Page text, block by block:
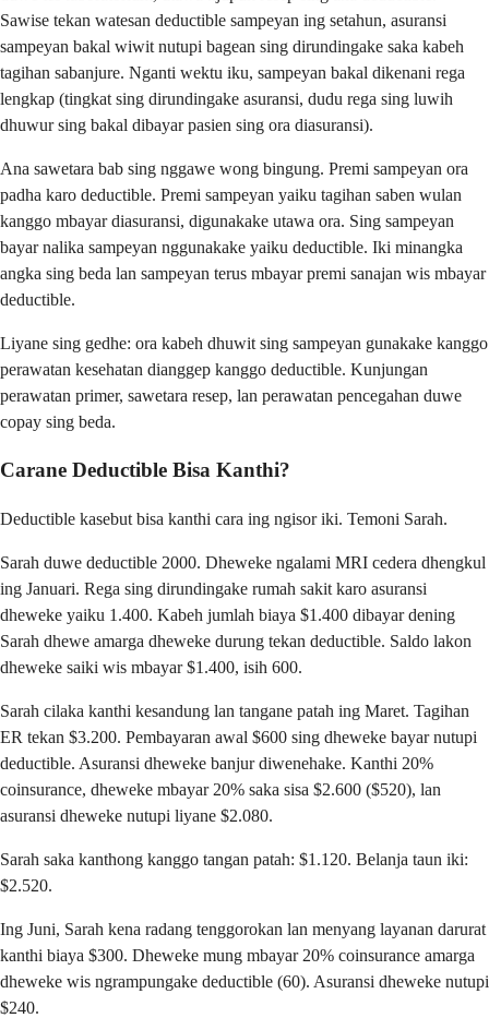
Sawise tekan watesan deductible sampeyan ing setahun, asuransi
sampeyan bakal wiwit nutupi bagean sing dirundingake saka kabeh
tagihan sabanjure. Nganti wektu iku, sampeyan bakal dikenani rega
lengkap (tingkat sing dirundingake asuransi, dudu rega sing luwih
dhuwur sing bakal dibayar pasien sing ora diasuransi).
Ana sawetara bab sing nggawe wong bingung. Premi sampeyan ora
padha karo deductible. Premi sampeyan yaiku tagihan saben wulan
kanggo mbayar diasuransi, digunakake utawa ora. Sing sampeyan
bayar nalika sampeyan nggunakake yaiku deductible. Iki minangka
angka sing beda lan sampeyan terus mbayar premi sanajan wis mbayar
deductible.
Liyane sing gedhe: ora kabeh dhuwit sing sampeyan gunakake kanggo
perawatan kesehatan dianggep kanggo deductible. Kunjungan
perawatan primer, sawetara resep, lan perawatan pencegahan duwe
copay sing beda.
Carane Deductible Bisa Kanthi?
Deductible kasebut bisa kanthi cara ing ngisor iki. Temoni Sarah.
Sarah duwe deductible 2000. Dheweke ngalami MRI cedera dhengkul
ing Januari. Rega sing dirundingake rumah sakit karo asuransi
dheweke yaiku 1.400. Kabeh jumlah biaya $1.400 dibayar dening
Sarah dhewe amarga dheweke durung tekan deductible. Saldo lakon
dheweke saiki wis mbayar $1.400, isih 600.
Sarah cilaka kanthi kesandung lan tangane patah ing Maret. Tagihan
ER tekan $3.200. Pembayaran awal $600 sing dheweke bayar nutupi
deductible. Asuransi dheweke banjur diwenehake. Kanthi 20%
coinsurance, dheweke mbayar 20% saka sisa $2.600 ($520), lan
asuransi dheweke nutupi liyane $2.080.
Sarah saka kanthong kanggo tangan patah: $1.120. Belanja taun iki:
$2.520.
Ing Juni, Sarah kena radang tenggorokan lan menyang layanan darurat
kanthi biaya $300. Dheweke mung mbayar 20% coinsurance amarga
dheweke wis ngrampungake deductible (60). Asuransi dheweke nutupi
$240.